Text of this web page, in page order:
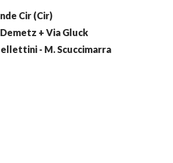
Cir (Cir)
+ Via Gluck
- M. Scuccimarra